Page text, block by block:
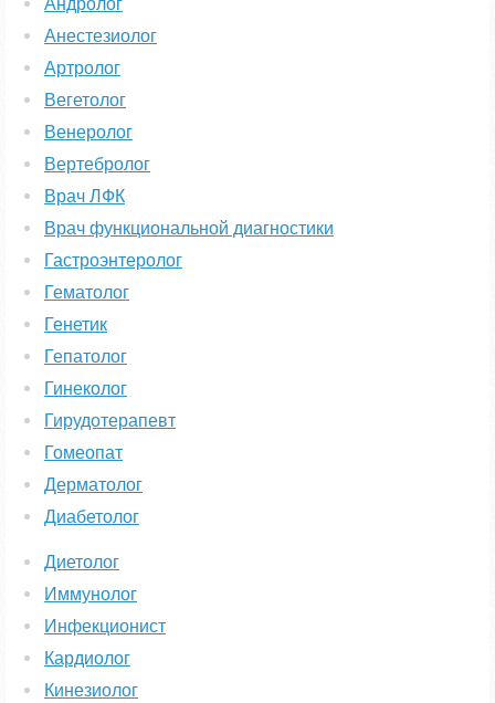
Андролог
Анестезиолог
Артролог
Вегетолог
Венеролог
Вертебролог
Врач ЛФК
Врач функциональной диагностики
Гастроэнтеролог
Гематолог
Генетик
Гепатолог
Гинеколог
Гирудотерапевт
Гомеопат
Дерматолог
Диабетолог
Диетолог
Иммунолог
Инфекционист
Кардиолог
Кинезиолог